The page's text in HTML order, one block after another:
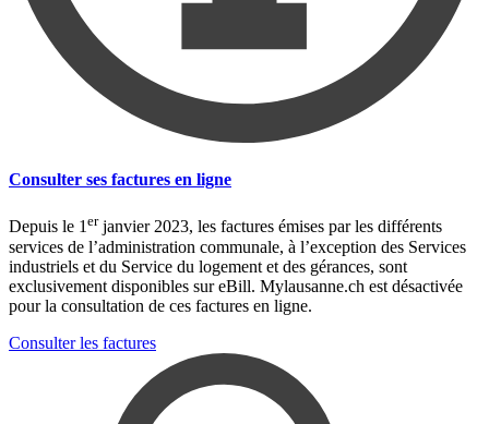
Consulter ses factures en ligne
Depuis le 1erjanvier 2023, les factures émises par les différents
services de l’administration communale, à l’exception des Services
industriels et du Service du logement et des gérances, sont
exclusivement disponibles sur eBill. Mylausanne.ch est désactivée
pour la consultation de ces factures en ligne.
Consulter les factures